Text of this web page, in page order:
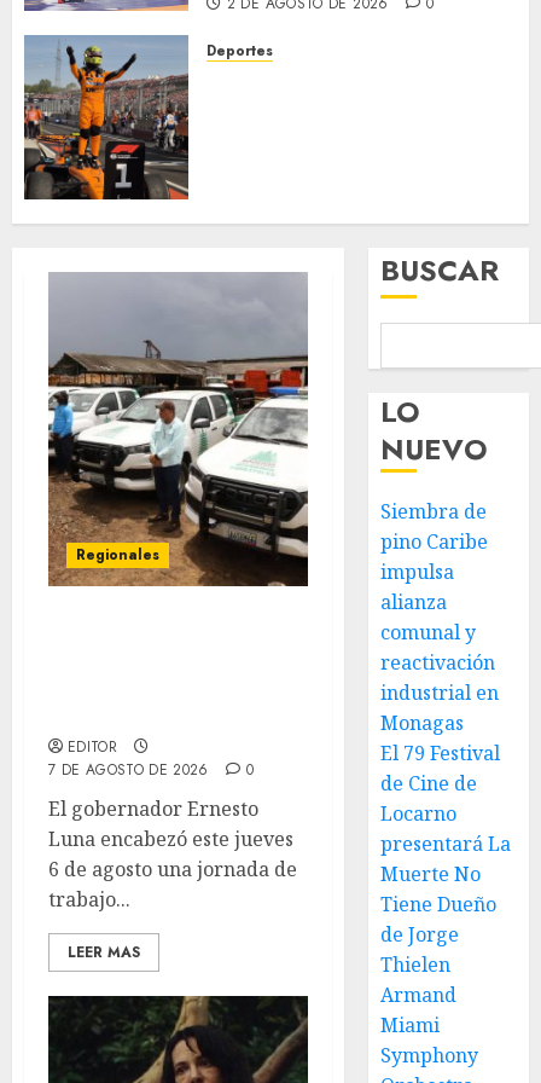
6
5 DE AGOSTO DE 2026
7
Internacionales
Trump advierte que Irán será
«golpeado con mucha fuerza»
mientras el acuerdo sobre el
Estrecho de Ormuz sigue sin
concretarse
5 DE AGOSTO DE 2026 0
Deportes
26 DE JULIO DE 2026 0
Regionales
EDITOR
7 DE AGOSTO DE 2026
0
El gobernador Ernesto
Luna encabezó este jueves
6 de agosto una jornada de
trabajo...
LEER MAS
BUSCAR
LO
NUEVO
Siembra de
pino Caribe
impulsa
alianza
comunal y
reactivación
industrial en
Monagas
El 79 Festival
de Cine de
Locarno
presentará La
Muerte No
Tiene Dueño
de Jorge
Thielen
Armand
Miami
Symphony